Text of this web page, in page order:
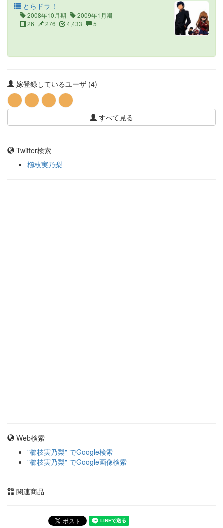
とらドラ！
2008年10月期
2009年1月期
26
276 4,433 5
嫁登録しているユーザ (4)
すべて見る
Twitter検索
櫛枝実乃梨
Web検索
"櫛枝実乃梨" でGoogle検索
"櫛枝実乃梨" でGoogle画像検索
関連商品